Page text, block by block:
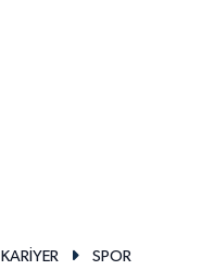
KARİYER
SPOR